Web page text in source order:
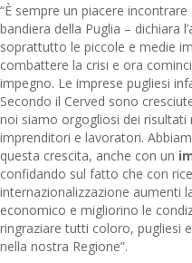
“È sempre un piacere
bandiera della Puglia – dichiara
soprattutto le piccole e medie
combattere la crisi e ora
impegno. Le imprese pugliesi
Secondo il Cerved sono
noi siamo orgogliosi dei
imprenditori e lavoratori.
questa crescita, anche con un
confidando sul fatto che con
internazionalizzazione aumenti
economico e migliorino le
ringraziare tutti coloro, pugliesi
nella nostra Regione”.